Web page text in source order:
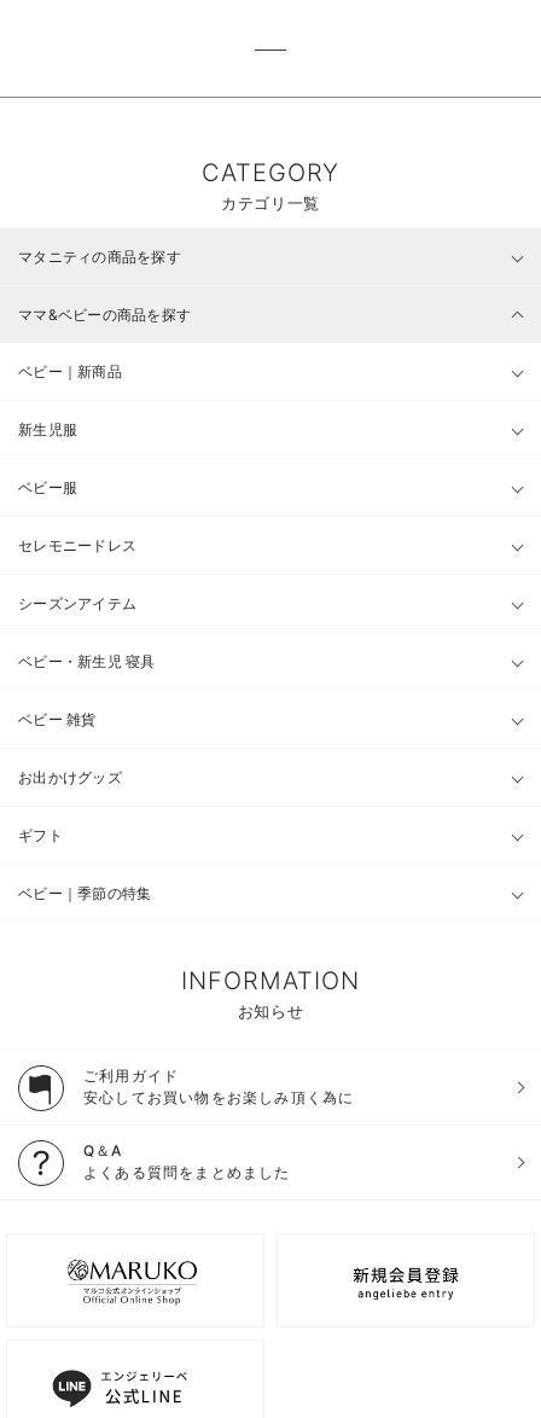
CATEGORY
カテゴリ一覧
マタニティの商品を探す
ママ&ベビーの商品を探す
ベビー｜新商品
新生児服
ベビー服
セレモニードレス
シーズンアイテム
ベビー・新生児 寝具
ベビー 雑貨
お出かけグッズ
ギフト
ベビー｜季節の特集
INFORMATION
お知らせ
ご利用ガイド
安心してお買い物をお楽しみ頂く為に
Q＆A
よくある質問をまとめました